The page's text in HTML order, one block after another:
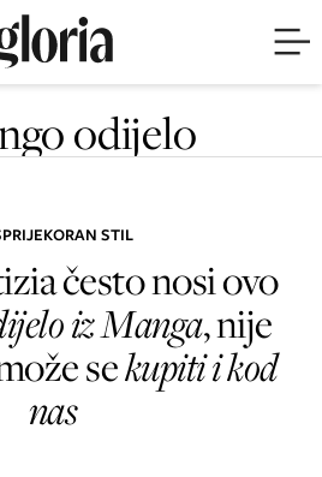
odijelo
STIL
često nosi ovo
iz Manga, nije
sekupiti i kod
nas